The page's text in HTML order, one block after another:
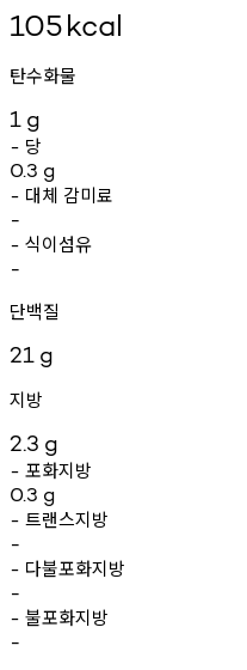
105kcal
탄수화물
1 g
- 당
0.3 g
- 대체 감미료
-
- 식이섬유
-
단백질
21 g
지방
2.3 g
- 포화지방
0.3 g
- 트랜스지방
-
- 다불포화지방
-
- 불포화지방
-